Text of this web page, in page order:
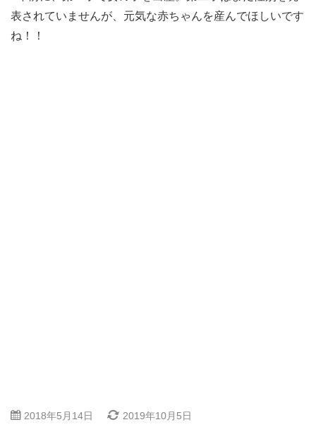
表されていませんが、元気な赤ちゃんを産んでほしいです
ね！！
2018年5月14日 2019年10月5日